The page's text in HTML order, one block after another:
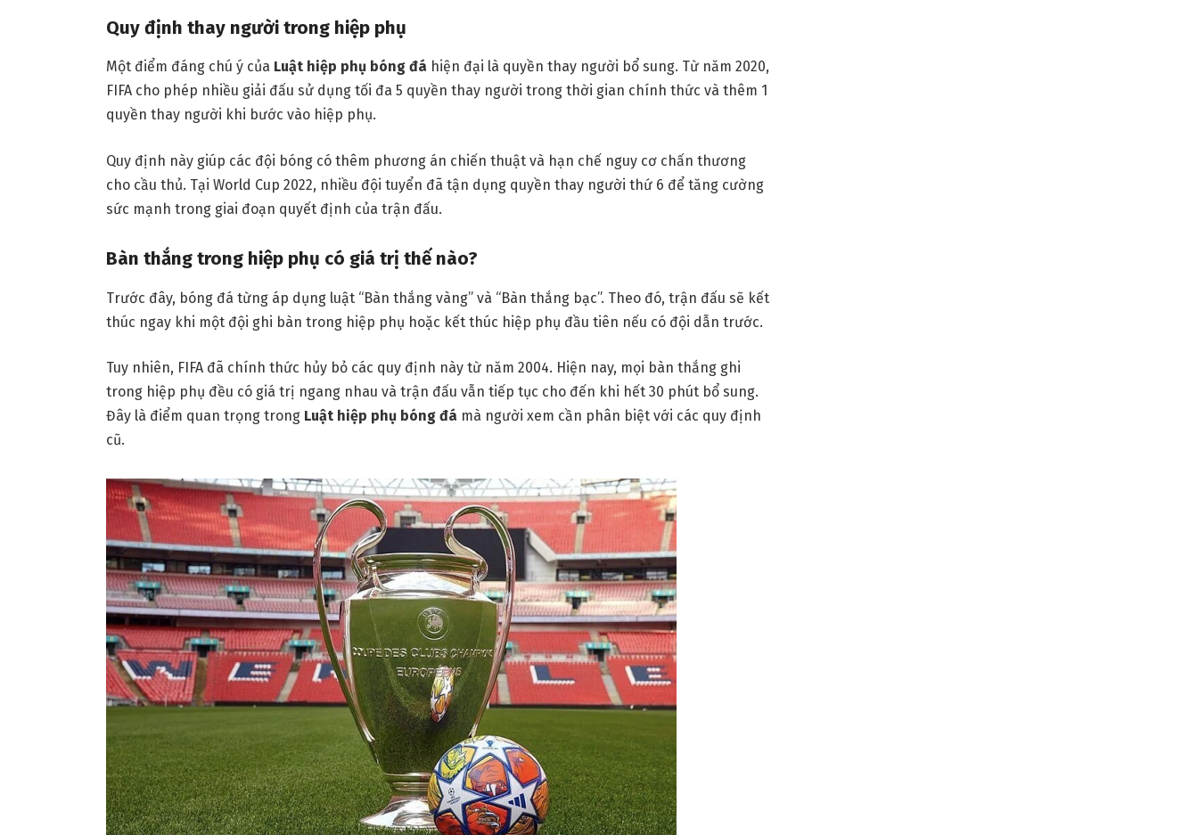
Quy định thay người trong hiệp phụ
Một điểm đáng chú ý của Luật hiệp phụ bóng đá hiện đại là quyền thay người bổ sung. Từ năm 2020,
FIFA cho phép nhiều giải đấu sử dụng tối đa 5 quyền thay người trong thời gian chính thức và thêm 1
quyền thay người khi bước vào hiệp phụ.
Quy định này giúp các đội bóng có thêm phương án chiến thuật và hạn chế nguy cơ chấn thương
cho cầu thủ. Tại World Cup 2022, nhiều đội tuyển đã tận dụng quyền thay người thứ 6 để tăng cường
sức mạnh trong giai đoạn quyết định của trận đấu.
Bàn thắng trong hiệp phụ có giá trị thế nào?
Trước đây, bóng đá từng áp dụng luật “Bàn thắng vàng” và “Bàn thắng bạc”. Theo đó, trận đấu sẽ kết
thúc ngay khi một đội ghi bàn trong hiệp phụ hoặc kết thúc hiệp phụ đầu tiên nếu có đội dẫn trước.
Tuy nhiên, FIFA đã chính thức hủy bỏ các quy định này từ năm 2004. Hiện nay, mọi bàn thắng ghi
trong hiệp phụ đều có giá trị ngang nhau và trận đấu vẫn tiếp tục cho đến khi hết 30 phút bổ sung.
Đây là điểm quan trọng trong Luật hiệp phụ bóng đá mà người xem cần phân biệt với các quy định
cũ.